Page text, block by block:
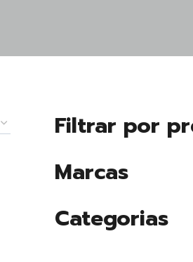
Filtrar por
Marcas
Categorias